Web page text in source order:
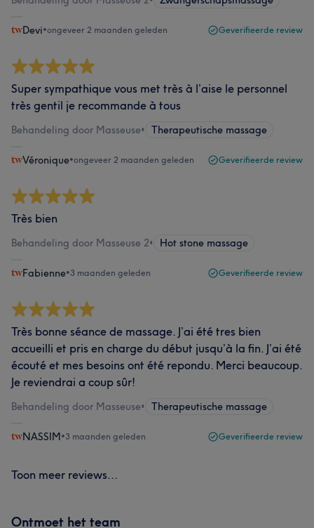
Devi•ongeveer 2 maanden geleden Geverifieerde review
Super sympathique vous met très à l’aise le personnel
très gentil je recommande à tous
Behandeling door Masseuse• Therapeutische massage
Véronique•ongeveer 2 maanden geleden Geverifieerde review
Très bien
Behandeling door Masseuse 2• Hot stone massage
Fabienne•3 maanden geleden Geverifieerde review
Très bonne séance de massage. J’ai été tres bien
accueilli et pris en charge du début jusqu’à la fin. J’ai été
écouté et mes besoins ont été repondu. Merci beaucoup.
Je reviendrai a coup sûr!
Behandeling door Masseuse• Therapeutische massage
NASSIM•3 maanden geleden Geverifieerde review
Toon meer reviews...
Ontmoet het team